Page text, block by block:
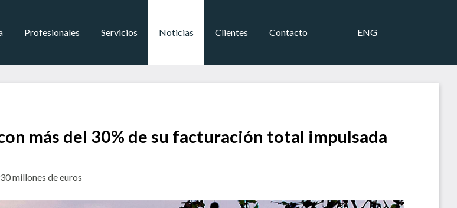
Profesionales Servicios Noticias Clientes Contacto ENG
más del 30% de su facturación total impulsada
millones de euros